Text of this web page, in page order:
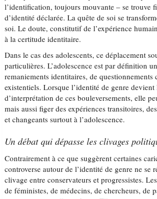
l’identification, toujours mouvante – se trouve
d’identité déclarée. La quête de soi se
soi. Le doute, constitutif de l’expérience
à la certitude identitaire.
Dans le cas des adolescents, ce déplacement
particulières. L’adolescence est par définition
remaniements identitaires, de questionnements
existentiels. Lorsque l’identité de genre
d’interprétation de ces bouleversements, elle
mais aussi figer des expériences transitoires,
et changeants surtout à l’adolescence.
Un débat qui dépasse les clivages
Contrairement à ce que suggèrent certaines
controverse autour de l’identité de genre ne se
clivage entre conservateurs et progressistes.
de féministes, de médecins, de chercheurs, de